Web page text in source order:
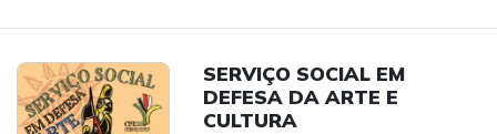
SERVIÇO SOCIAL EM
DEFESA DA ARTE E
CULTURA